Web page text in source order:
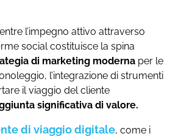
l’impegno attivo attraverso
social costituisce la spina
di marketing moderna per le
l’integrazione di strumenti
il viaggio del cliente
significativa di valore.
di viaggio digitale, come i